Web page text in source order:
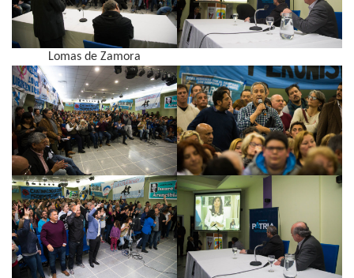
Lomas de Zamora